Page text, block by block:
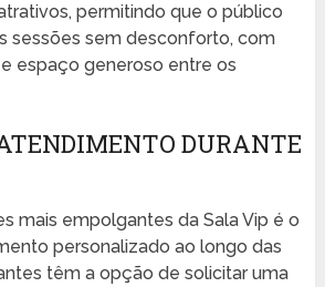
permitindo que o público
sessões sem desconforto, com
espaço generoso entre os
DURANTE
mais empolgantes da Sala Vip é o
personalizado ao longo das
têm a opção de solicitar uma